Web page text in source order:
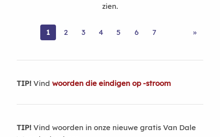
zien.
1 2 3 4 5 6 7 »
TIP!Vind woorden die eindigen op -stroom
TIP!Vind woorden in onze nieuwe gratis Van Dale